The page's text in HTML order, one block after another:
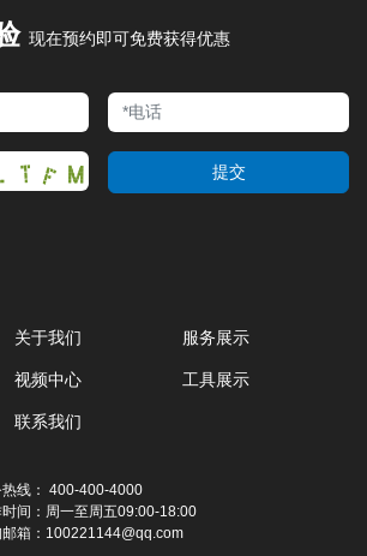
现在预约即可免费获得优惠
提交
关于我们 服务展示
视频中心 工具展示
联系我们
线： 400-400-4000
间： 周一至周五09:00-18:00
箱： 100221144@qq.com